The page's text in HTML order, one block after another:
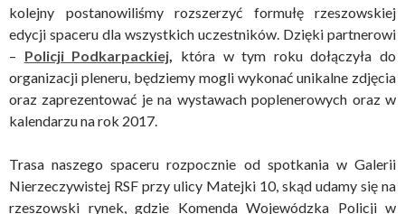
kolejny postanowiliśmy rozszerzyć formułę rzeszowskiej
edycji spaceru dla wszystkich uczestników. Dzięki partnerowi
– Policji Podkarpackiej
która w tym roku dołączyła do
organizacji pleneru, będziemy mogli wykonać unikalne zdjęcia
oraz zaprezentować je na wystawach poplenerowych oraz w
kalendarzu na rok 2017.
Trasa naszego spaceru rozpocznie od spotkania w Galerii
Nierzeczywistej RSF przy ulicy Matejki 10, skąd udamy się na
rzeszowski rynek, gdzie Komenda Wojewódzka Policji w